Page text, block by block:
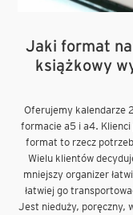
Jaki format
książkowy
Oferujemy kalendarze
formacie a5 i a4.
format to rzecz
Wielu klientów
mniejszy organizer
łatwiej go
Jest nieduży, poręczny,